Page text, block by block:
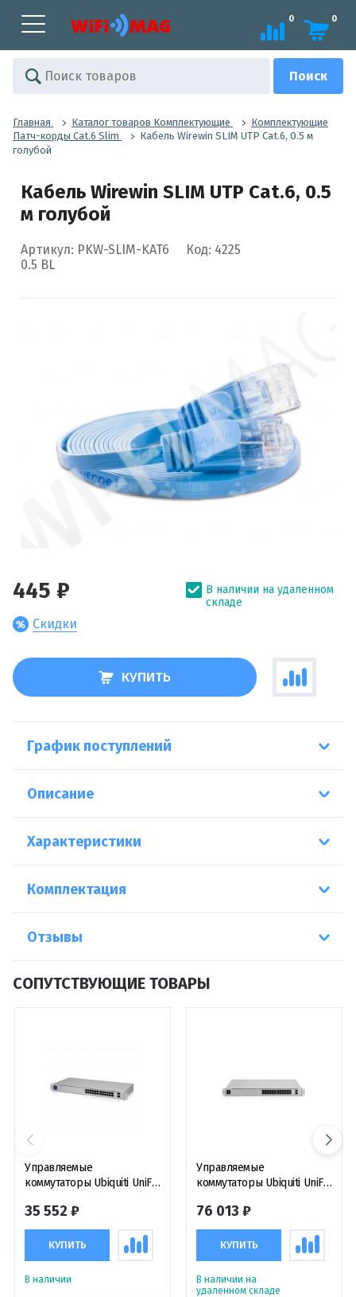
0 0
Главная Каталог товаров Комплектующие
Комплектующие
Патч-корды Cat.6 Slim
Кабель Wirewin SLIM UTP Cat.6, 0.5 м
голубой
Кабель Wirewin SLIM UTP Cat.6, 0.5
м голубой
Артикул: PKW-SLIM-KAT6
0.5 BL
Код: 4225
445 ₽
Скидки
В наличии на удаленном
складе
КУПИТЬ
График поступлений
Описание
Характеристики
Комплектация
Отзывы
СОПУТСТВУЮЩИЕ ТОВАРЫ
Управляемые
коммутаторы Ubiquiti UniFi
35 552 ₽
КУПИТЬ
В наличии
Управляемые
коммутаторы Ubiquiti UniFi
электронное устройство
76 013 ₽
КУПИТЬ
В наличии на
удаленном складе